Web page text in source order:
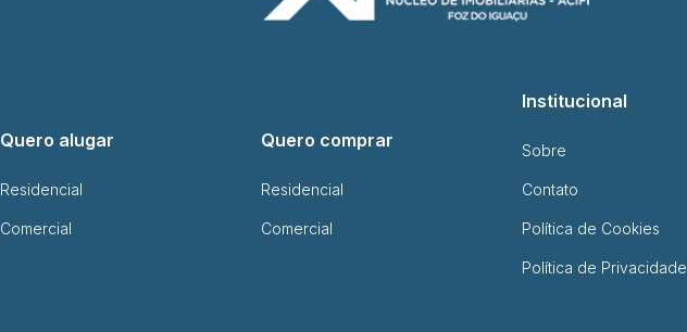
Quero alugar
Residencial
Comercial
Quero comprar
Residencial
Comercial
Institucional
Sobre
Contato
Política de Cookies
Política de Privacidade